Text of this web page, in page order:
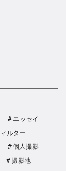
エッセイ
ルター
個人撮影
撮影地